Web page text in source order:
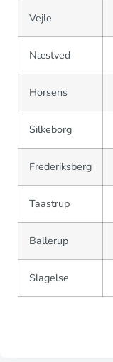
Vejle
Næstved
Horsens
Silkeborg
Frederiksberg
Taastrup
Ballerup
Slagelse